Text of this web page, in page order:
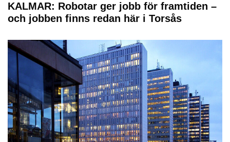
KALMAR: Robotar ger jobb för framtiden –
och jobben finns redan här i Torsås